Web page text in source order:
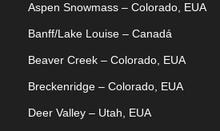
Aspen Snowmass – Colorado, EUA
Banff/Lake Louise – Canadá
Beaver Creek – Colorado, EUA
Breckenridge – Colorado, EUA
Deer Valley – Utah, EUA